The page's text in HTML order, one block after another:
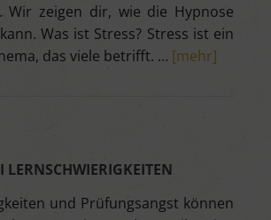
Wir zeigen dir, wie die Hypnose
Was ist Stress? Stress ist ein
das viele betrifft. … [mehr]
LERNSCHWIERIGKEITEN
und Prüfungsangst können